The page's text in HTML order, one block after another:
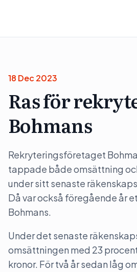
18 Dec 2023
Ras för
Bohmans
Rekryteringsföretaget
tappade både omsättning
under sitt senaste
Då var också föregående år
Bohmans.
Under det senaste
omsättningen med 23
kronor. För två år sedan låg